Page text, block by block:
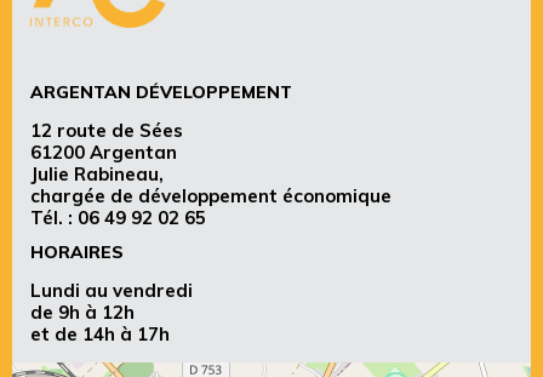
ARGENTAN DÉVELOPPEMENT
12 route de Sées
61200 Argentan
Julie Rabineau,
chargée de développement économique
Tél. : 06 49 92 02 65
HORAIRES
Lundi au vendredi
de 9h à 12h
et de 14h à 17h